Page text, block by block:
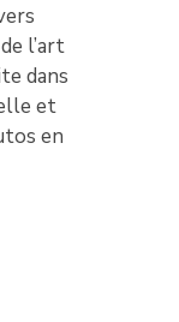
l’art
dans
et
en